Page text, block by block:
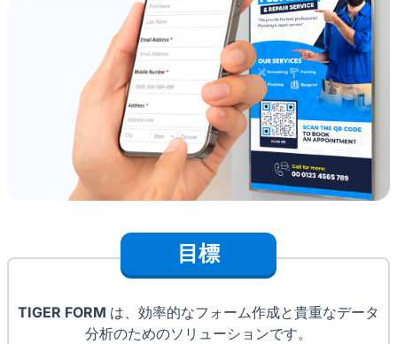
目標
TIGER FORM は、効率的なフォーム作成と貴重なデータ
分析のためのソリューションです。